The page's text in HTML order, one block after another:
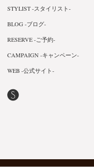
STYLIST -スタイリスト-
BLOG -ブログ-
RESERVE -ご予約-
CAMPAIGN -キャンペーン-
WEB -公式サイト-